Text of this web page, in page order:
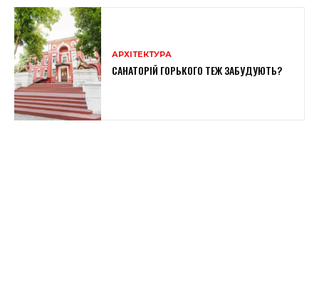
АРХІТЕКТУРА
САНАТОРІЙ ГОРЬКОГО ТЕЖ ЗАБУДУЮТЬ?